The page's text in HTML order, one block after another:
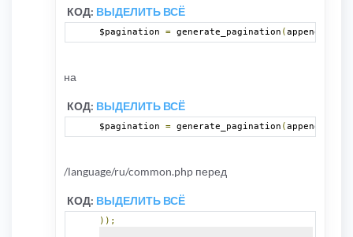
КОД: ВЫДЕЛИТЬ ВСЁ
$pagination = generate_pagination ( append_sid
на
КОД: ВЫДЕЛИТЬ ВСЁ
$pagination = generate_pagination ( append_sid
/language/ru/common.php перед
КОД: ВЫДЕЛИТЬ ВСЁ
));